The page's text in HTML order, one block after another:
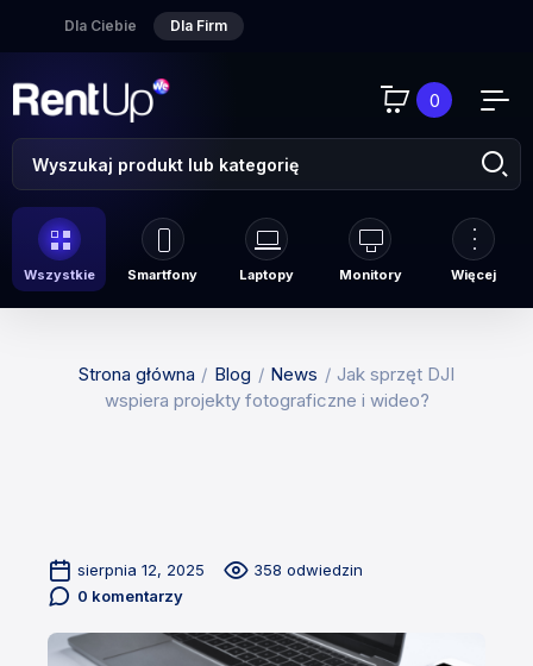
Dla Ciebie Dla Firm
0
Wszystkie Smartfony Laptopy Monitory Więcej
Strona główna Blog News
Jak sprzęt DJI
wspiera projekty fotograficzne i wideo?
sierpnia 12, 2025
358 odwiedzin
0 komentarzy